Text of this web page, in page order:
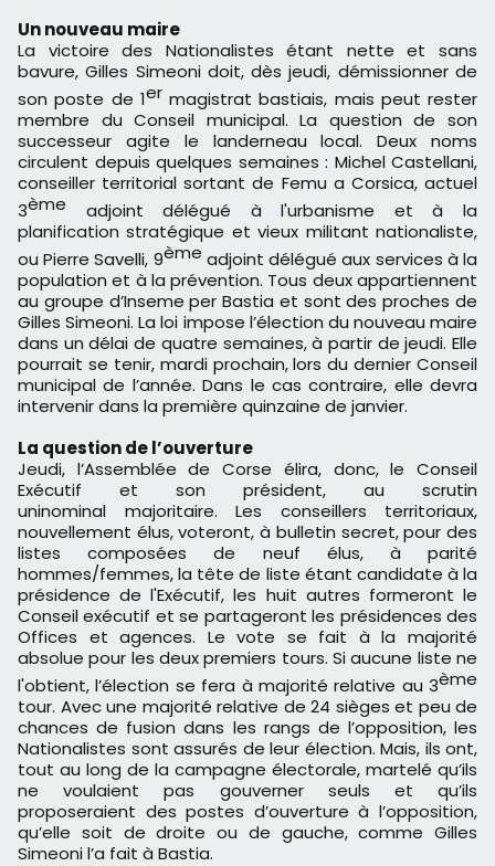
Un nouveau maire
La victoire des Nationalistes étant nette et sans
bavure, Gilles Simeoni doit, dès jeudi, démissionner de
son poste de 1ermagistrat bastiais, mais peut rester
membre du Conseil municipal. La question de son
successeur agite le landerneau local. Deux noms
circulent depuis quelques semaines : Michel Castellani,
conseiller territorial sortant de Femu a Corsica, actuel
3ème adjoint délégué à l'urbanisme et à la
planification stratégique et vieux militant nationaliste,
ou Pierre Savelli, 9ème adjoint délégué aux services à la
population et à la prévention. Tous deux appartiennent
au groupe d’Inseme per Bastia et sont des proches de
Gilles Simeoni. La loi impose l’élection du nouveau maire
dans un délai de quatre semaines, à partir de jeudi. Elle
pourrait se tenir, mardi prochain, lors du dernier Conseil
municipal de l’année. Dans le cas contraire, elle devra
intervenir dans la première quinzaine de janvier.
La question de l’ouverture
Jeudi, l’Assemblée de Corse élira, donc, le Conseil
Exécutif et son président, au scrutin
uninominal majoritaire. Les conseillers territoriaux,
nouvellement élus, voteront, à bulletin secret, pour des
listes composées de neuf élus, à parité
hommes/femmes, la tête de liste étant candidate à la
présidence de l'Exécutif, les huit autres formeront le
Conseil exécutif et se partageront les présidences des
Offices et agences. Le vote se fait à la majorité
absolue pour les deux premiers tours. Si aucune liste ne
l'obtient, l’élection se fera à majorité relative au 3ème
tour. Avec une majorité relative de 24 sièges et peu de
chances de fusion dans les rangs de l’opposition, les
Nationalistes sont assurés de leur élection. Mais, ils ont,
tout au long de la campagne électorale, martelé qu’ils
ne voulaient pas gouverner seuls et qu’ils
proposeraient des postes d’ouverture à l’opposition,
qu’elle soit de droite ou de gauche, comme Gilles
Simeoni l’a fait à Bastia.